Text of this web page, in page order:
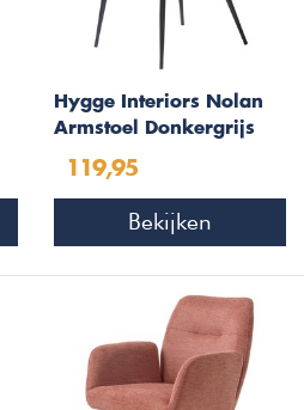
Hygge Interiors Nolan
Armstoel Donkergrijs
119,95
Bekijken